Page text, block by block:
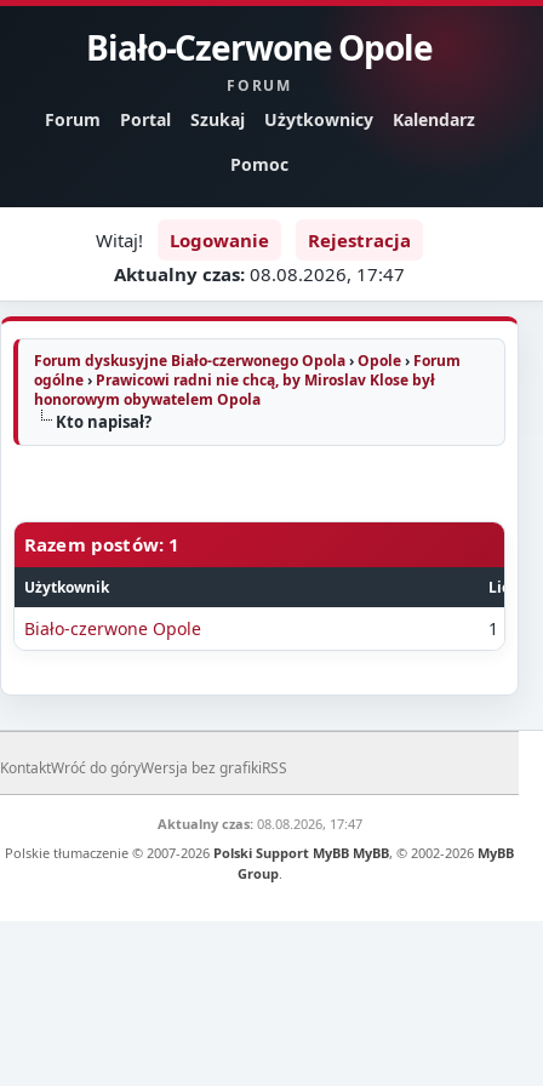
Biało-Czerwone Opole
FORUM
Forum Portal Szukaj Użytkownicy
Kalendarz
Pomoc
Witaj! Logowanie
Rejestracja
Aktualny czas: 08.08.2026, 17:47
Forum dyskusyjne Biało-czerwonego Opola›Opole› Forum
ogólne› Prawicowi radni nie chcą, by Miroslav Klose był
honorowym obywatelem Opola
Kto napisał?
Razem postów: 1
Użytkownik Liczba
Biało-czerwone Opole 1
KontaktWróć do góryWersja bez grafikiRSS
Aktualny czas:08.08.2026, 17:47
Polskie tłumaczenie © 2007-2026 Polski Support MyBB MyBB, © 2002-2026 MyBB
Group.